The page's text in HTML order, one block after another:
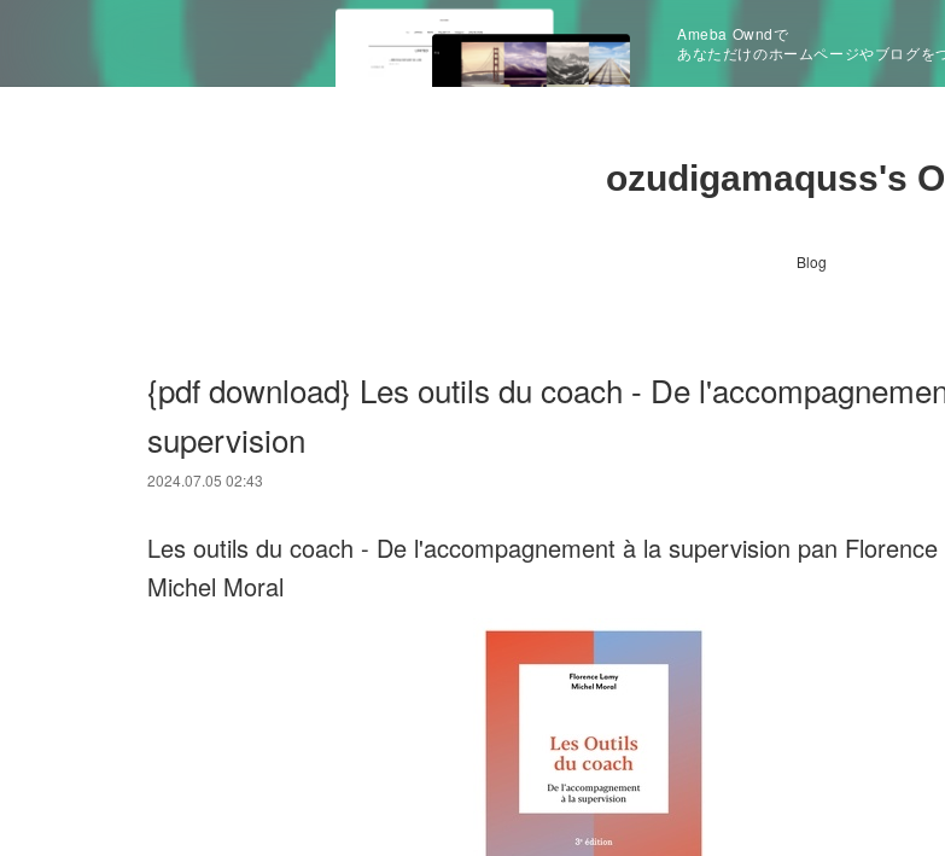
Ameba Owndで
あなただけのホームページやブログを
ozudigamaquss's
Blog
{pdf download} Les outils du coach - De
supervision
2024.07.05 02:43
Les outils du coach - De l'accompagnement à la supervision pan Florence
Michel Moral